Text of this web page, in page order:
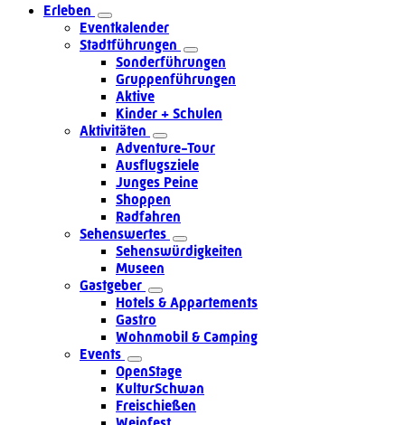
Erleben
Eventkalender
Stadtführungen
Sonderführungen
Gruppenführungen
Aktive
Kinder + Schulen
Aktivitäten
Adventure-Tour
Ausflugsziele
Junges Peine
Shoppen
Radfahren
Sehenswertes
Sehenswürdigkeiten
Museen
Gastgeber
Hotels & Appartements
Gastro
Wohnmobil & Camping
Events
OpenStage
KulturSchwan
Freischießen